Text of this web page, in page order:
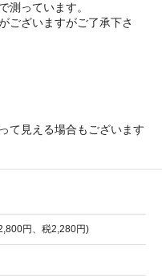
測っています。
ございますがご了承下さ
て見える場合もございます
円、税2,280円)